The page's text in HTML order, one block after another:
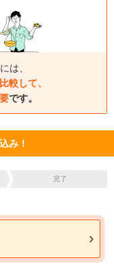
は、
較して、
です。
み！
完了